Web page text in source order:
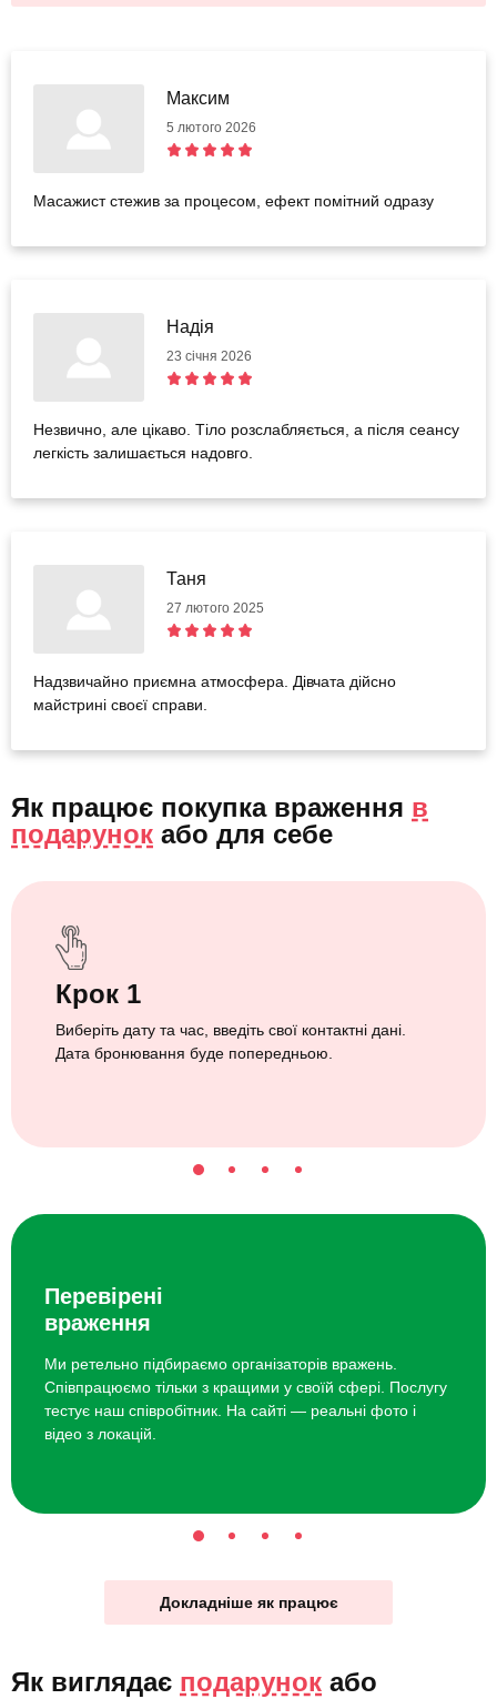
Максим
5 лютого 2026
Масажист стежив за процесом, ефект помітний одразу
Надія
23 січня 2026
Незвично, але цікаво. Тіло розслабляється, а після сеансу
легкість залишається надовго.
Таня
27 лютого 2025
Надзвичайно приємна атмосфера. Дівчата дійсно
майстрині своєї справи.
Як працює покупка враження в
подарунок або для себе
Крок 1
Виберіть дату та час, введіть свої контактні дані.
Дата бронювання буде попередньою.
Перевірені
враження
Ми ретельно підбираємо організаторів вражень.
Співпрацюємо тільки з кращими у своїй сфері. Послугу
тестує наш співробітник. На сайті — реальні фото і
відео з локацій.
Докладніше як працює
Як виглядає подарунок або